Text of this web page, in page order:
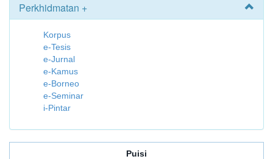
Perkhidmatan +
Korpus
e-Tesis
e-Jurnal
e-Kamus
e-Borneo
e-Seminar
i-Pintar
Puisi